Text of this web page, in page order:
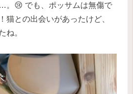
。😢 でも、ポッサムは無傷で
猫との出会いがあったけど、
ね。